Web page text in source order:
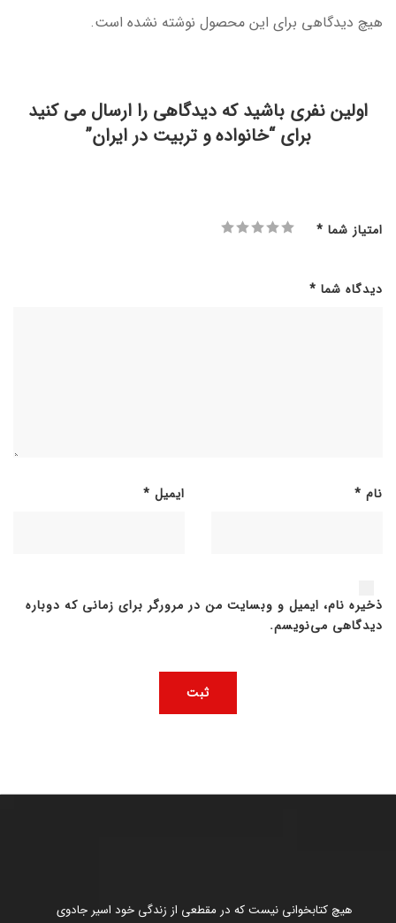
هیچ دیدگاهی برای این محصول نوشته نشده است.
اولین نفری باشید که دیدگاهی را ارسال می کنید
برای “خانواده و تربیت در ایران”
امتیاز شما *
دیدگاه شما *
نام * ایمیل *
ذخیره نام، ایمیل و وبسایت من در مرورگر برای زمانی که دوباره
دیدگاهی می‌نویسم.
هیچ کتابخوانی نیست که در مقطعی از زندگی خود اسیر جادوی